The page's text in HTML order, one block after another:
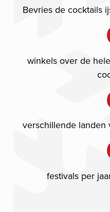
Bevries de cocktails
winkels over de
verschillende landen
festivals per